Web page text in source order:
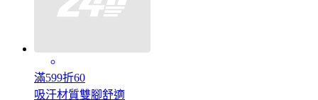
滿599折60
吸汗材質雙腳舒適